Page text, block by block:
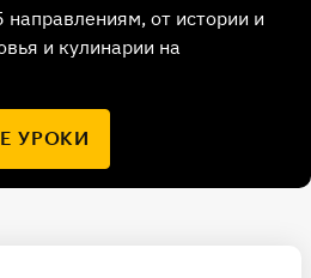
от истории и
и кулинарии на
УРОКИ